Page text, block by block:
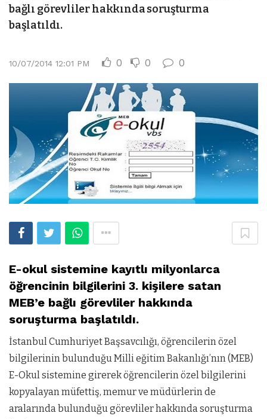
bağlı görevliler hakkında soruşturma
başlatıldı.
10/07/2014 12:01 PM 0 0 0
E-okul sistemine kayıtlı milyonlarca
öğrencinin bilgilerini 3. kişilere satan
MEB’e bağlı görevliler hakkında
soruşturma başlatıldı.
İstanbul Cumhuriyet Başsavcılığı, öğrencilerin özel
bilgilerinin bulunduğu Milli eğitim Bakanlığı’nın (MEB)
E-Okul sistemine girerek öğrencilerin özel bilgilerini
kopyalayan müfettiş, memur ve müdürlerin de
aralarında bulunduğu görevliler hakkında soruşturma